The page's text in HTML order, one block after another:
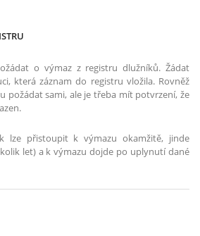
o výmaz z registru dlužníků. Žádat
která záznam do registru vložila. Rovněž
požádat sami, ale je třeba mít potvrzení, že
lze přistoupit k výmazu okamžitě, jinde
let) a k výmazu dojde po uplynutí dané